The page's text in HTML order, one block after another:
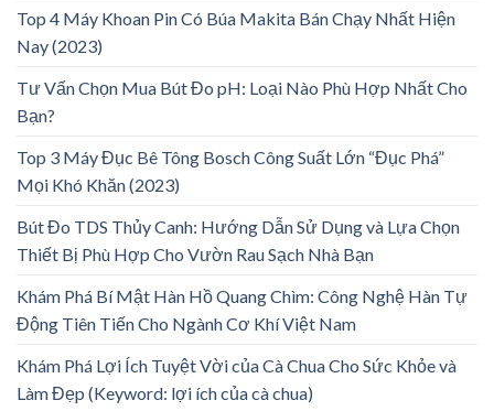
Top 4 Máy Khoan Pin Có Búa Makita Bán Chạy Nhất Hiện
Nay (2023)
Tư Vấn Chọn Mua Bút Đo pH: Loại Nào Phù Hợp Nhất Cho
Bạn?
Top 3 Máy Đục Bê Tông Bosch Công Suất Lớn “Đục Phá”
Mọi Khó Khăn (2023)
Bút Đo TDS Thủy Canh: Hướng Dẫn Sử Dụng và Lựa Chọn
Thiết Bị Phù Hợp Cho Vườn Rau Sạch Nhà Bạn
Khám Phá Bí Mật Hàn Hồ Quang Chìm: Công Nghệ Hàn Tự
Động Tiên Tiến Cho Ngành Cơ Khí Việt Nam
Khám Phá Lợi Ích Tuyệt Vời của Cà Chua Cho Sức Khỏe và
Làm Đẹp (Keyword: lợi ích của cà chua)